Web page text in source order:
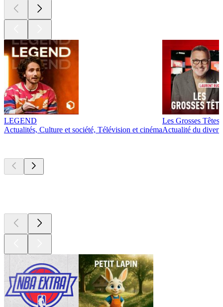
LEGEND
Actualités, Culture et société, Télévision et cinéma
Les Grosses Têtes
Actualité du